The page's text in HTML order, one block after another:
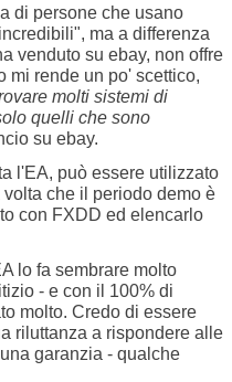
di persone che usano
ma a differenza
venduto su ebay, non offre
mi rende un po' scettico,
molti sistemi di
quelli che sono
su ebay.
l'EA, può essere utilizzato
volta che il periodo demo è
con FXDD ed elencarlo
lo fa sembrare molto
- e con il 100% di
molto. Credo di essere
riluttanza a rispondere alle
garanzia - qualche